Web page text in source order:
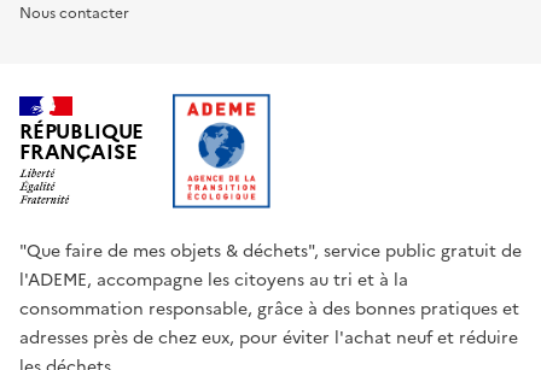
Nous contacter
RÉPUBLIQUE
FRANÇAISE
"Que faire de mes objets & déchets", service public gratuit de
l'ADEME, accompagne les citoyens au tri et à la
consommation responsable, grâce à des bonnes pratiques et
adresses près de chez eux, pour éviter l'achat neuf et réduire